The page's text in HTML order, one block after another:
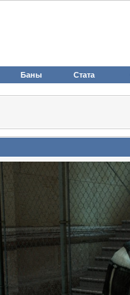
Баны Стата